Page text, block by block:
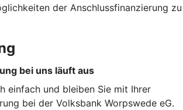
der Anschlussfinanzierung zu
bei uns läuft aus
einfach und bleiben Sie mit Ihrer
bei der Volksbank Worpswede eG.